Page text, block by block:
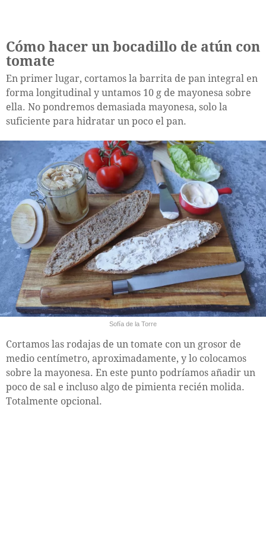
Cómo hacer un bocadillo de atún con
tomate
En primer lugar, cortamos la barrita de pan integral en
forma longitudinal y untamos 10 g de mayonesa sobre
ella. No pondremos demasiada mayonesa, solo la
suficiente para hidratar un poco el pan.
Sofía de la Torre
Cortamos las rodajas de un tomate con un grosor de
medio centímetro, aproximadamente, y lo colocamos
sobre la mayonesa. En este punto podríamos añadir un
poco de sal e incluso algo de pimienta recién molida.
Totalmente opcional.